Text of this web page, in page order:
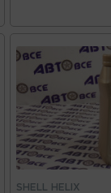
SHELL HELIX